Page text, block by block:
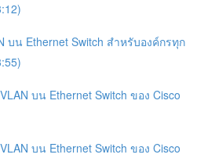
บน Ethernet Switch สำหรับองค์กรทุก
บน Ethernet Switch ของ Cisco
บน Ethernet Switch ของ Cisco